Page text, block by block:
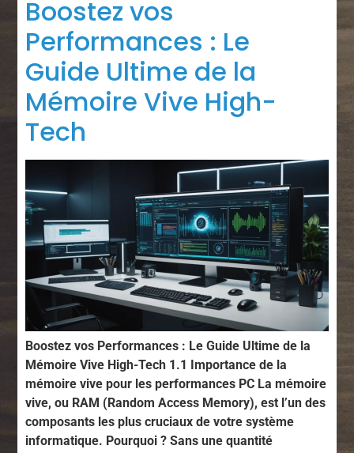
Boostez vos
Performances : Le
Guide Ultime de la
Mémoire Vive High-
Tech
Boostez vos Performances : Le Guide Ultime de la
Mémoire Vive High-Tech 1.1 Importance de la
mémoire vive pour les performances PC La mémoire
vive, ou RAM (Random Access Memory), est l’un des
composants les plus cruciaux de votre système
informatique. Pourquoi ? Sans une quantité